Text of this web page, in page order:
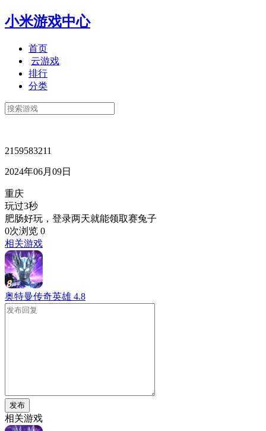
小米游戏中心
首页
云游戏
排行
分类
2159583211
2024年06月09日
重庆
玩过3秒
肥肠好玩，登录两天就能领取赛兔子
0次浏览 0
相关游戏
奥特曼传奇英雄 4.8
发布
相关游戏